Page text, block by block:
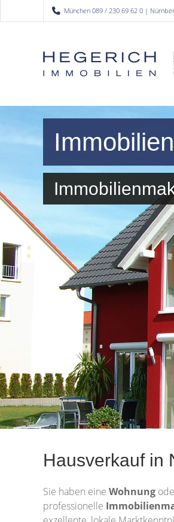
München 089 / 230 69 62 0 |
Hausverkauf in
Sie haben eine Wohnung
professionelle